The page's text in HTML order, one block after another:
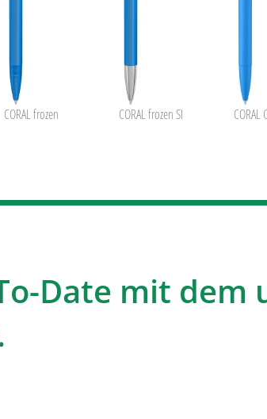
CORAL frozen CORAL frozen SI CORAL
Date mit dem